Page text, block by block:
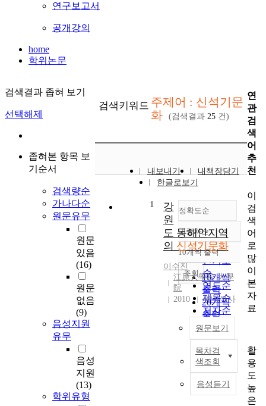
연구보고서
공개강의
home
학위논문
검색결과 좁혀 보기
선택해제
좁혀본 항목 보
기순서
검색량순
가나다순
원문유무
원문
있음
(16)
원문
없음
(9)
음성지원
유무
음성
지원
(13)
학위유형
검색키워드 주제어 : 신석기문
화
(검색결과 25 건)
내보내기
내책장담기
한글로보기
정확도순
정확도
순
인기도
순
연도순
제목순
저자순
발행기
내림차순
내림차순
10개씩 출력
10개씩
출력
20개씩
출력
30개씩
출력
50개씩
출력
출력
조회
1
강
원
도 동해안지역
의 신석기문화
이수진
江原大學校 大學
院
2010
국내석사
원문보기
목차검
색조회
음성듣기
연
관
검
색
어
추
천
이
검
색
어
로
많
이
본
자
료
활
용
도
높
은